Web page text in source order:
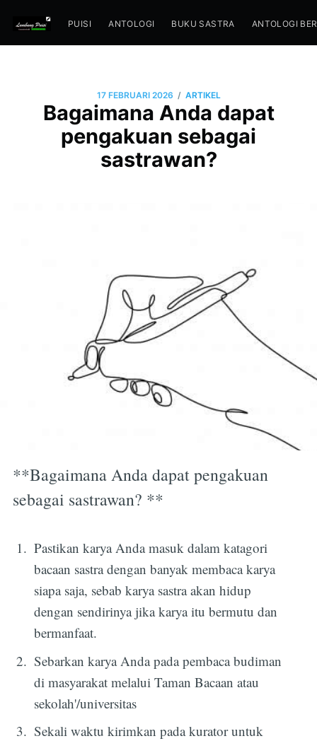
PUISI ANTOLOGI BUKU SASTRA ANTOLOGI
17 FEBRUARI 2026 / ARTIKEL
Bagaimana Anda dapat
pengakuan sebagai
sastrawan?
**Bagaimana Anda dapat pengakuan
sebagai sastrawan? **
Pastikan karya Anda masuk dalam katagori
bacaan sastra dengan banyak membaca karya
siapa saja, sebab karya sastra akan hidup
dengan sendirinya jika karya itu bermutu dan
bermanfaat.
Sebarkan karya Anda pada pembaca budiman
di masyarakat melalui Taman Bacaan atau
sekolah'/universitas
Sekali waktu kirimkan pada kurator untuk